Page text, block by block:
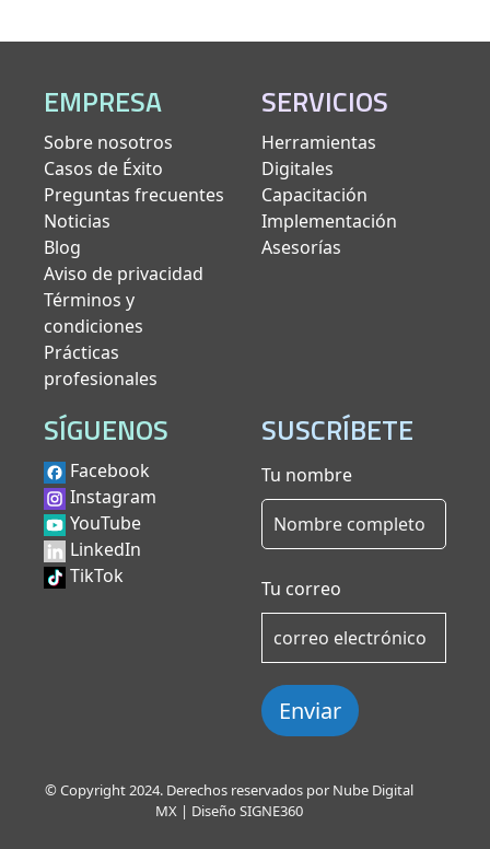
EMPRESA
Sobre nosotros
Casos de Éxito
Preguntas frecuentes
Noticias
Blog
Aviso de privacidad
Términos y
condiciones
Prácticas
profesionales
SERVICIOS
Herramientas
Digitales
Capacitación
Implementación
Asesorías
SÍGUENOS
Facebook
Instagram
YouTube
LinkedIn
TikTok
SUSCRÍBETE
Tu nombre
Tu correo
Enviar
© Copyright 2024. Derechos reservados por Nube Digital
MX | Diseño SIGNE360